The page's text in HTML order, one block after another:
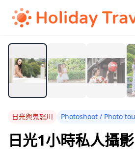
日光與鬼怒川 Photoshoot / Photo
日光1小時私人攝影